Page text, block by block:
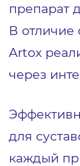
препарат
В отличие
Artox
через
для
каждый